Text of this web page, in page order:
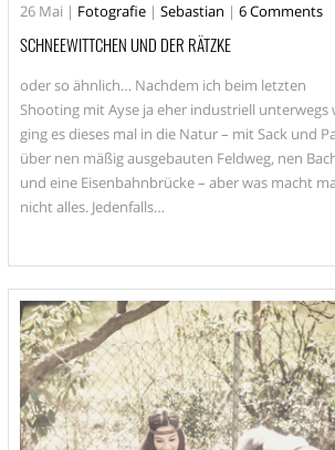
26 Mai | Fotografie | Sebastian | 6 Comments
SCHNEEWITTCHEN UND DER RÄTZKE
oder so ähnlich… Nachdem ich beim letzten
Shooting mit Ayse ja eher industriell unterwegs
ging es dieses mal in die Natur – mit Sack und
über nen mäßig ausgebauten Feldweg, nen
und eine Eisenbahnbrücke – aber was macht
nicht alles. Jedenfalls…